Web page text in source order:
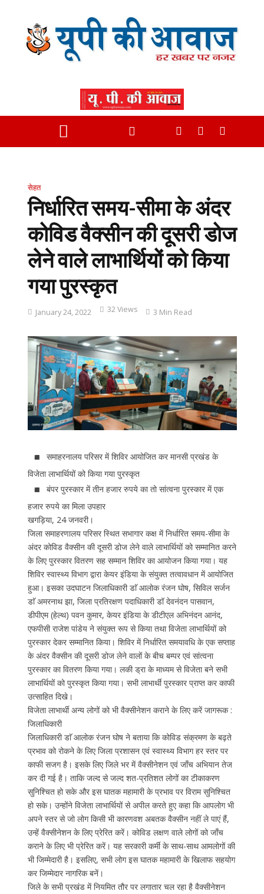
सेहत
निर्धारित समय-सीमा के अंदर
कोविड वैक्सीन की दूसरी डोज
लेने वाले लाभार्थियों को किया
गया पुरस्कृत
January 24, 2022 32 Views 3 Min Read
समाहरनालय परिसर में शिविर आयोजित कर मानसी प्रखंड के
विजेता लाभार्थियों को किया गया पुरस्कृत
बंपर पुरस्कार में तीन हजार रुपये का तो सांत्वना पुरस्कार में एक
हजार रुपये का मिला उपहार
खगड़िया, 24 जनवरी।
जिला समाहरणालय परिसर स्थित सभागार कक्ष में निर्धारित समय-सीमा के
अंदर कोविड वैक्सीन की दूसरी डोज लेने वाले लाभार्थियों को सम्मानित करने
के लिए पुरस्कार वितरण सह सम्मान शिविर का आयोजन किया गया। यह
शिविर स्वास्थ्य विभाग द्वारा केयर इंडिया के संयुक्त तत्वावधान में आयोजित
हुआ। इसका उदघाटन जिलाधिकारी डाॅ आलोक रंजन घोष, सिविल सर्जन
डाॅ अमरनाथ झा, जिला प्रतिरक्षण पदाधिकारी डॉ देवनंदन पासवान,
डीपीएम (हेल्थ) पवन कुमार, केयर इंडिया के डीटीएल अभिनंदन आनंद,
एफपीसी राजेश पांडेय ने संयुक्त रूप से किया तथा विजेता लाभार्थियों को
पुरस्कार देकर सम्मानित किया। शिविर में निर्धारित समयावधि के एक सप्ताह
के अंदर वैक्सीन की दूसरी डोज लेने वालों के बीच बम्पर एवं सांत्वना
पुरस्कार का वितरण किया गया। लकी ड्रा के माध्यम से विजेता बने सभी
लाभार्थियों को पुरस्कृत किया गया। सभी लाभार्थी पुरस्कार प्राप्त कर काफी
उत्साहित दिखे।
विजेता लाभार्थी अन्य लोगों को भी वैक्सीनेशन कराने के लिए करें जागरूक :
जिलाधिकारी
जिलाधिकारी डाॅ आलोक रंजन घोष ने बताया कि कोविड संक्रमण के बढ़ते
प्रभाव को रोकने के लिए जिला प्रशासन एवं स्वास्थ्य विभाग हर स्तर पर
काफी सजग है। इसके लिए जिले भर में वैक्सीनेशन एवं जाँच अभियान तेज
कर दी गई है। ताकि जल्द से जल्द शत-प्रतिशत लोगों का टीकाकरण
सुनिश्चित हो सके और इस घातक महामारी के प्रभाव पर विराम सुनिश्चित
हो सके। उन्होंने विजेता लाभार्थियों से अपील करते हुए कहा कि आपलोग भी
अपने स्तर से जो लोग किसी भी कारणवश अबतक वैक्सीन नहीं ले पाएं हैं,
उन्हें वैक्सीनेशन के लिए प्रेरित करें। कोविड लक्षण वाले लोगों को जाँच
कराने के लिए भी प्रेरित करें। यह सरकारी कर्मी के साथ-साथ आमलोगों की
भी जिम्मेदारी है। इसलिए, सभी लोग इस घातक महामारी के खिलाफ सहयोग
कर जिम्मेदार नागरिक बनें।
जिले के सभी प्रखंड में नियमित तौर पर लगातार चल रहा है वैक्सीनेशन